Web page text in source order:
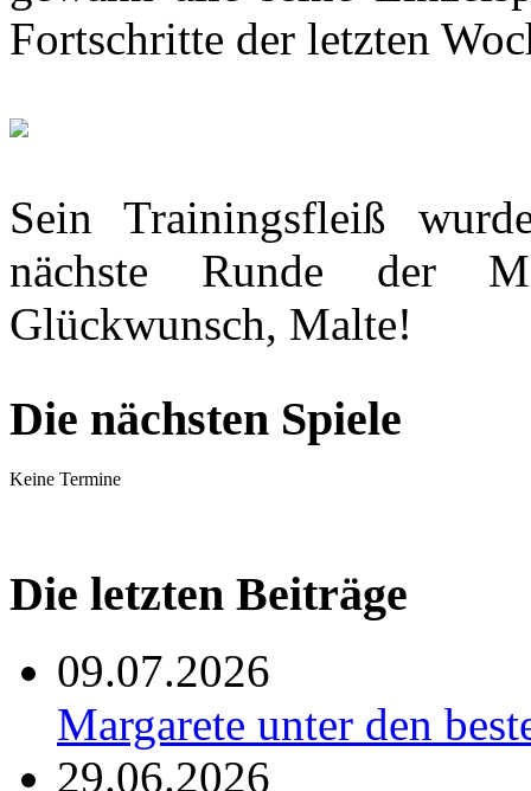
Fortschritte der letzten
Sein Trainingsfleiß
nächste Runde der
Glückwunsch, Malte!
Die nächsten Spiele
Keine Termine
Die letzten Beiträge
09.07.2026
Margarete unter den
29.06.2026